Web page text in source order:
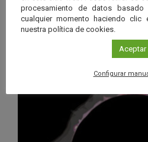
26 JUN 2026 - 26 ENE
Planetario/
Sevilla
procesamiento de datos
cualquier momento haciendo clic
nuestra política de cookies.
Aceptar
Configurar